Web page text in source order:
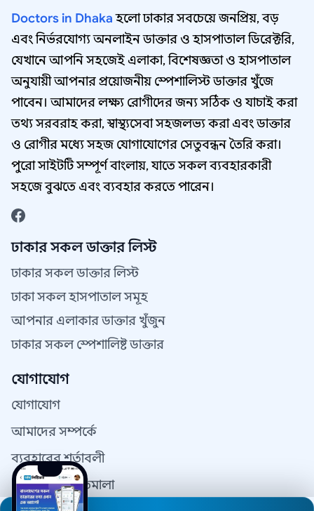
Doctors in Dhakaহলো ঢাকার সবচেয়ে জনপ্রিয়, বড়
এবং নির্ভরযোগ্য অনলাইন ডাক্তার ও হাসপাতাল ডিরেক্টরি,
যেখানে আপনি সহজেই এলাকা, বিশেষজ্ঞতা ও হাসপাতাল
অনুযায়ী আপনার প্রয়োজনীয় স্পেশালিস্ট ডাক্তার খুঁজে
পাবেন। আমাদের লক্ষ্য রোগীদের জন্য সঠিক ও যাচাই করা
তথ্য সরবরাহ করা, স্বাস্থ্যসেবা সহজলভ্য করা এবং ডাক্তার
ও রোগীর মধ্যে সহজ যোগাযোগের সেতুবন্ধন তৈরি করা।
পুরো সাইটটি সম্পূর্ণ বাংলায়, যাতে সকল ব্যবহারকারী
সহজে বুঝতে এবং ব্যবহার করতে পারেন।
ঢাকার সকল ডাক্তার লিস্ট
ঢাকার সকল ডাক্তার লিস্ট
ঢাকা সকল হাসপাতাল সমূহ
আপনার এলাকার ডাক্তার খুঁজুন
ঢাকার সকল স্পেশালিষ্ট ডাক্তার
যোগাযোগ
যোগাযোগ
আমাদের সম্পর্কে
ব্যবহারের শর্তাবলী
গোপনীয়তা নীতিমালা